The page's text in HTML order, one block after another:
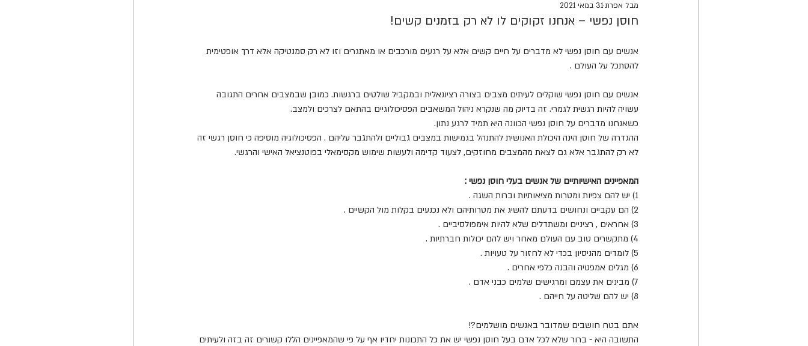
חוסן נפשי – אנחנו זקוקים לו לא רק בזמנים קשים!
מבל אפרת31 במאי 2021
אנשים עם חוסן נפשי לא מדברים על חיים קשים אלא על רגעים מורכבים או מאתגרים וזו לא רק סמנטיקה אלא דרך אופטימית
להסתכל על העולם .
אנשים עם חוסן נפשי שוקלים לעיתים מצבים בצורה רציונאלית ובמקביל שולטים ברגשות. כמובן שבמצבים אחרים התגובה
עשויה להיות רגשית לגמרי. זה בדיוק מה שנקרא ניהול המשאבים הפסיכולוגיים בהתאם לצרכים ולמצב.
כשאנחנו מדברים על חוסן נפשי הכוונה היא תמיד לרגע נתון.
ההגדרה של חוסן הינה היכולת האנושית להתנהל בגמישות במצבים גבוליים ולהתגבר עליהם . הפסיכולוגיה מוסיפה כי חוסן רגשי זה
לא רק להתגבר אלא גם לצאת מהמצבים מחוזקים, לצעוד קדימה ולעשות שימוש מקסימאלי בפוטנציאל האישי והרגשי.
המאפיינים האישיותיים של אנשים בעלי חוסן נפשי :
1) יש להם צפיות ומטרות מציאותיות וברות השגה .
2) הם עקביים ונחושים בדעתם להשיג את מטרותיהם ולא נכנעים בקלות מול הקשיים .
3) אחראים , רציניים ומשתדלים שלא להיות אימפולסיביים .
4) מתקשרים טוב עם העולם מאחר ויש להם יכולות חברתיות .
5) לומדים מהניסיון בכדי לא לחזור על טעויות .
6) מגלים אמפטיה והבנה כלפי אחרים .
7) מבינים את עצמם ומרגישים שלמים כבני אדם .
8) יש להם שליטה על חייהם .
אתם בטח חושבים שמדובר באנשים מושלמים?!
התשובה היא - ברור שלא לכל אדם בעל חוסן נפשי יש את כל התכונות יחדיו אף על פי שהמאפיינים הללו קשורים זה בזה ולעיתים